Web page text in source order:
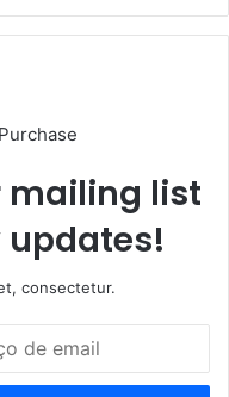
mailing list
updates!
consectetur.